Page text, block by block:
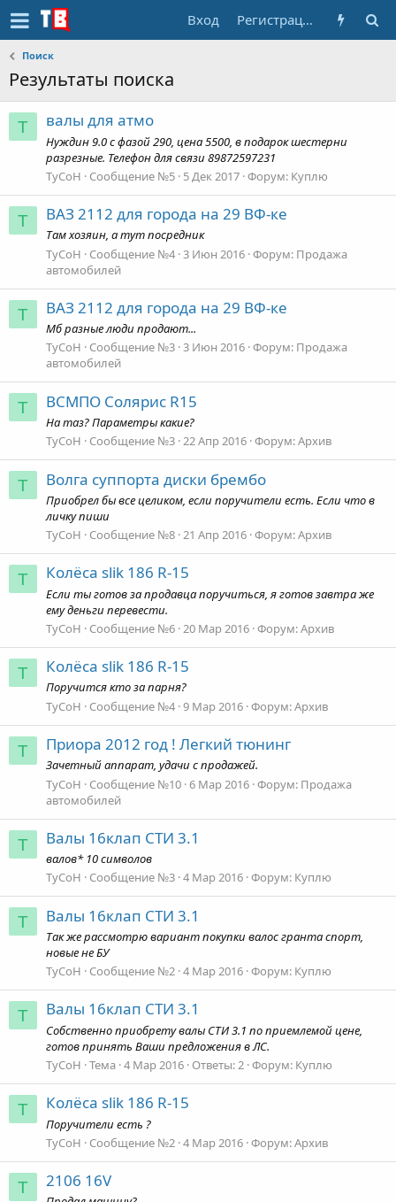
Вход Регистрация
Поиск
Результаты поиска
T валы для атмо
Нуждин 9.0 с фазой 290, цена 5500, в подарок шестерни
разрезные. Телефон для связи 89872597231
TyCoH
Сообщение №5 5 Дек 2017 Форум: Куплю
T ВАЗ 2112 для города на 29 ВФ-ке
Там хозяин, а тут посредник
TyCoH
Сообщение №4 3 Июн 2016 Форум: Продажа
автомобилей
T ВАЗ 2112 для города на 29 ВФ-ке
Мб разные люди продают...
TyCoH
Сообщение №3 3 Июн 2016 Форум: Продажа
автомобилей
T ВСМПО Солярис R15
На таз? Параметры какие?
TyCoH
Сообщение №3 22 Апр 2016 Форум:Архив
T Волга суппорта диски брембо
Приобрел бы все целиком, если поручители есть. Если что в
личку пиши
TyCoH
Сообщение №8 21 Апр 2016 Форум:Архив
T Колёса slik 186 R-15
Если ты готов за продавца поручиться, я готов завтра же
ему деньги перевести.
TyCoH
Сообщение №6 20 Мар 2016 Форум:Архив
T Колёса slik 186 R-15
Поручится кто за парня?
TyCoH
Сообщение №4 9 Мар 2016 Форум:Архив
T Приора 2012 год ! Легкий тюнинг
Зачетный аппарат, удачи с продажей.
TyCoH
Сообщение №10 6 Мар 2016 Форум: Продажа
автомобилей
T Валы 16клап СТИ 3.1
валов* 10 символов
TyCoH
Сообщение №3 4 Мар 2016 Форум: Куплю
T Валы 16клап СТИ 3.1
Так же рассмотрю вариант покупки валос гранта спорт,
новые не БУ
TyCoH
Сообщение №2 4 Мар 2016 Форум: Куплю
T Валы 16клап СТИ 3.1
Собственно приобрету валы СТИ 3.1 по приемлемой цене,
готов принять Ваши предложения в ЛС.
TyCoH Тема 4 Мар 2016 Ответы: 2 Форум: Куплю
T Колёса slik 186 R-15
Поручители есть ?
TyCoH
Сообщение №2 4 Мар 2016 Форум:Архив
T 2106 16V